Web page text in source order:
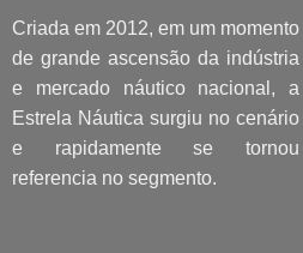
Criada em 2012, em um momento
de grande ascensão da indústria
e mercado náutico nacional, a
Estrela Náutica surgiu no cenário
e rapidamente se tornou
referencia no segmento.